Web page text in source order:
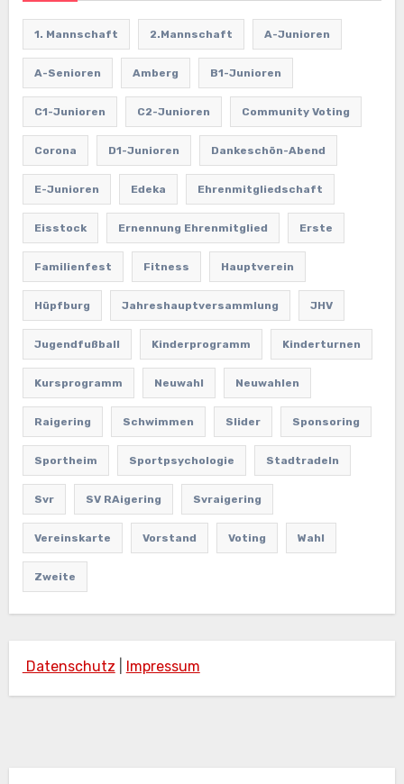
1. Mannschaft 2.Mannschaft A-Junioren
A-Senioren Amberg B1-Junioren
C1-Junioren C2-Junioren Community Voting
Corona D1-Junioren Dankeschön-Abend
E-Junioren Edeka Ehrenmitgliedschaft
Eisstock Ernennung Ehrenmitglied Erste
Familienfest Fitness Hauptverein
Hüpfburg Jahreshauptversammlung JHV
Jugendfußball Kinderprogramm Kinderturnen
Kursprogramm Neuwahl Neuwahlen
Raigering Schwimmen Slider Sponsoring
Sportheim Sportpsychologie Stadtradeln
Svr SV RAigering Svraigering
Vereinskarte Vorstand Voting Wahl
Zweite
Datenschutz Impressum